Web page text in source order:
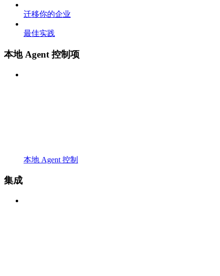
迁移你的企业
最佳实践
本地 Agent 控制项
本地 Agent 控制
集成